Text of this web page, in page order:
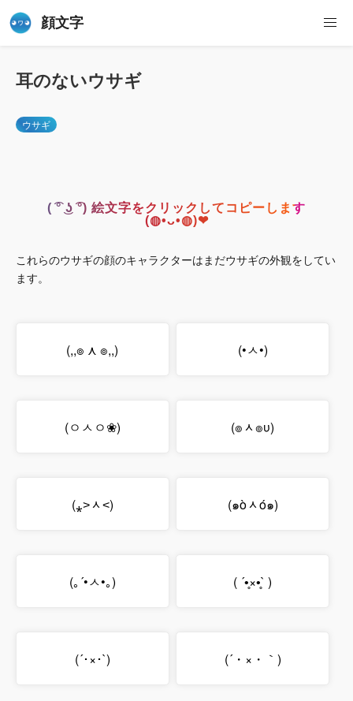
顔文字
耳のないウサギ
ウサギ
( ͡° ͜ʖ ͡°) 絵文字をクリックしてコピーします
(◍•ᴗ•◍)❤
これらのウサギの顔のキャラクターはまだウサギの外観をしてい
ます。
(,,๏ ⋏ ๏,,) (•ㅅ•)
(ㅇㅅㅇ❀) (๏ᆺ๏υ)
(⁎˃ᆺ˂) (๑òᆺó๑)
(｡´•ㅅ•｡) ( ´•̥×•̥` )
(´･×･`) (´・×・｀)